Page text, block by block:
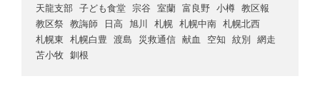
天龍支部 子ども食堂 宗谷 室蘭 富良野 小樽 教区報
教区祭 教誨師 日高 旭川 札幌 札幌中南 札幌北西
札幌東 札幌白豊 渡島 災救通信 献血 空知 紋別 網走
苫小牧 釧根